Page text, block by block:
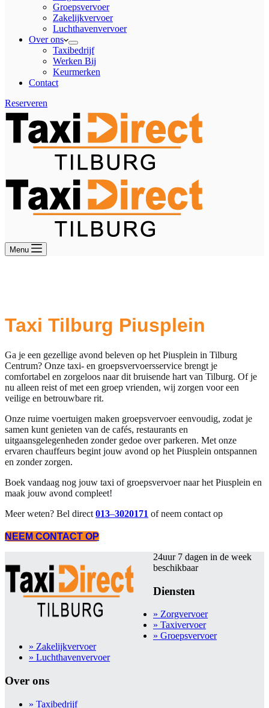
Groepsvervoer
Zakelijkvervoer
Luchthavenvervoer
Over ons
Taxibedrijf
Werken Bij
Keurmerken
Contact
Reserveren
Menu
Taxi Tilburg Piusplein
Ga je een gezellige avond beleven op het Piusplein in Tilburg
Centrum? Onze taxi- en groepsvervoersservice brengt je
comfortabel en zorgeloos naar dit bruisende hart van Tilburg. Of je
nu alleen reist of met een groep vrienden, wij zorgen voor een
veilige en betrouwbare rit.
Onze ruime voertuigen maken groepsvervoer eenvoudig, zodat je
samen kunt genieten van de cafés, restaurants en
uitgaansgelegenheden zonder gedoe over parkeren. Met onze
ervaren chauffeurs begint jouw avond op het Piusplein ontspannen
en zonder zorgen.
Boek vandaag nog jouw taxi of groepsvervoer naar het Piusplein en
maak jouw avond compleet!
Meer weten? Bel direct 013–3020171 of neem contact op
NEEM CONTACT OP
24uur 7 dagen in de week
beschikbaar
Diensten
» Zorgvervoer
» Taxivervoer
» Groepsvervoer
» Zakelijkvervoer
» Luchthavenvervoer
Over ons
» Taxibedrijf